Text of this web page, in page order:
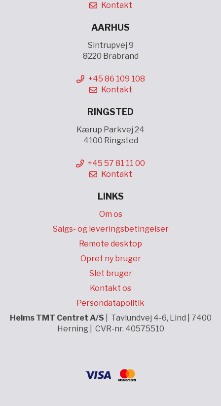
Kontakt
AARHUS
Sintrupvej 9
8220 Brabrand
+45 86 109 108
Kontakt
RINGSTED
Kærup Parkvej 24
4100 Ringsted
+45 57 81 11 00
Kontakt
LINKS
Om os
Salgs- og leveringsbetingelser
Remote desktop
Opret ny bruger
Slet bruger
Kontakt os
Persondatapolitik
Helms TMT Centret A/S | Tavlundvej 4-6, Lind | 7400
Herning | CVR-nr. 40575510